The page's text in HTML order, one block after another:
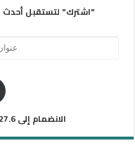
"اشترك" لتستقبل أحدث
الانضمام إلى 27.6 من آلاف المشتركين الآخرين